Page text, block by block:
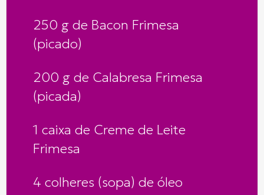
250 g de Bacon Frimesa
(picado)
200 g de Calabresa Frimesa
(picada)
1 caixa de Creme de Leite
Frimesa
4 colheres (sopa) de óleo